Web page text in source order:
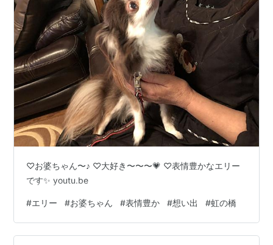
♡お婆ちゃん〜♪ ♡大好き〜〜〜💗 ♡表情豊かなエリー
です✨ youtu.be
#エリー #お婆ちゃん #表情豊か #想い出 #虹の橋